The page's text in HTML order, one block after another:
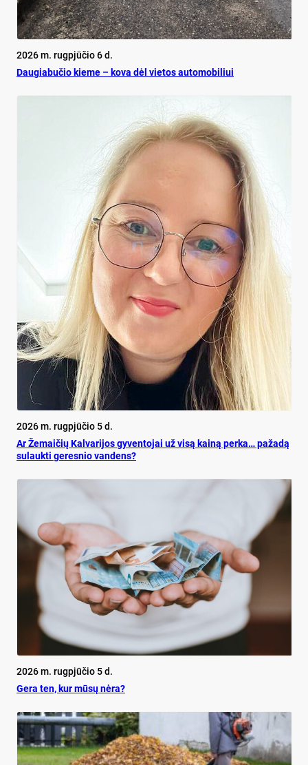
2026 m. rugpjūčio 6 d.
Dau­gia­bu­čio kie­me – ko­va dėl vie­tos au­to­mo­bi­liui
2026 m. rugpjūčio 5 d.
Ar Že­mai­čių Kal­va­ri­jos gy­ven­to­jai už vi­są kai­ną per­ka… pa­ža­dą
su­lauk­ti ge­res­nio van­dens?
2026 m. rugpjūčio 5 d.
Ge­ra ten, kur mū­sų nė­ra?